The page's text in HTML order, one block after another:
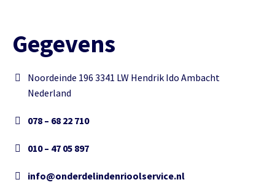
Gegevens
Noordeinde 196 3341 LW Hendrik Ido Ambacht
Nederland
078 – 68 22 710
010 – 47 05 897
info@onderdelindenrioolservice.nl